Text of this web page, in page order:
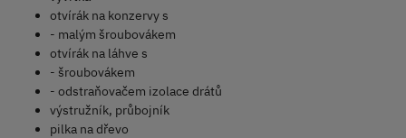
otvírák na konzervy s
- malým šroubovákem
otvírák na láhve s
- šroubovákem
- odstraňovačem izolace drátů
výstružník, průbojník
pilka na dřevo